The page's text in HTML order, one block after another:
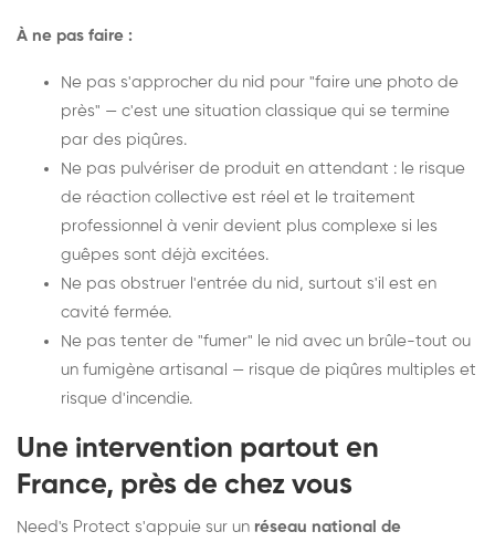
À ne pas faire :
Ne pas s'approcher du nid pour "faire une photo de
près" — c'est une situation classique qui se termine
par des piqûres.
Ne pas pulvériser de produit en attendant : le risque
de réaction collective est réel et le traitement
professionnel à venir devient plus complexe si les
guêpes sont déjà excitées.
Ne pas obstruer l'entrée du nid, surtout s'il est en
cavité fermée.
Ne pas tenter de "fumer" le nid avec un brûle-tout ou
un fumigène artisanal — risque de piqûres multiples et
risque d'incendie.
Une intervention partout en
France, près de chez vous
Need's Protect s'appuie sur un réseau national de